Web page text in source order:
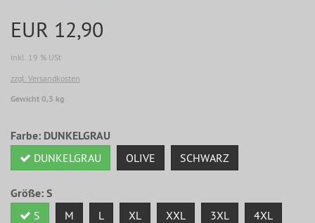
EUR 12,90
inkl. 19 % USt
zzgl. Versandkosten
Gewicht 0,3 kg
Farbe: DUNKELGRAU
DUNKELGRAU OLIVE SCHWARZ
Größe:S
S M L XL XXL 3XL 4XL